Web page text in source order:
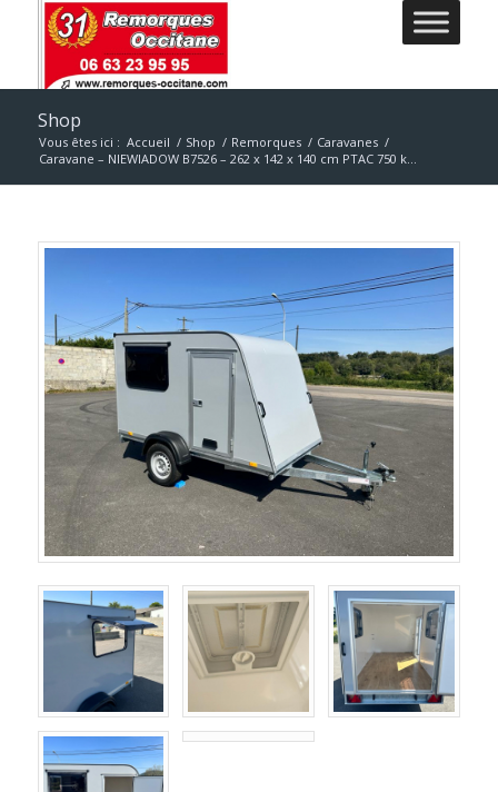
Shop
Vous êtes ici : Accueil / Shop / Remorques / Caravanes /
Caravane – NIEWIADOW B7526 – 262 x 142 x 140 cm PTAC 750 k...